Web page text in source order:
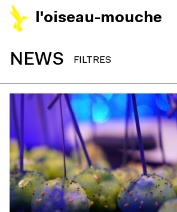
l'oiseau-mouche
NEWS FILTRES